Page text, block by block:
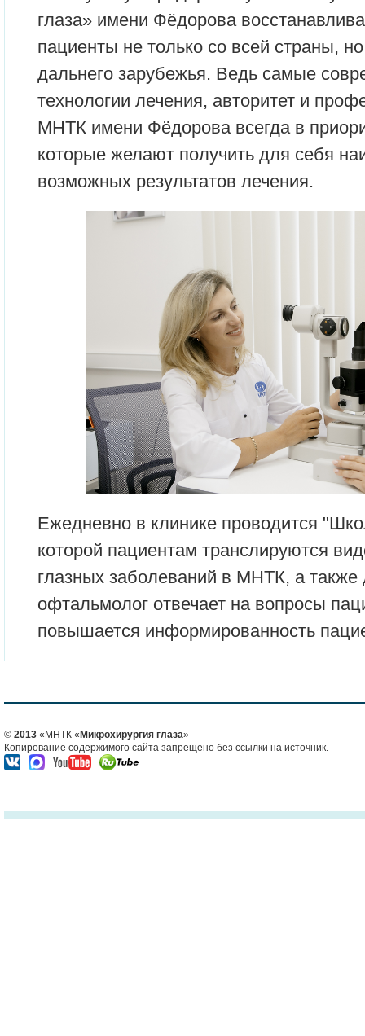
глаза» имени Фёдорова
пациенты не только со всей страны,
дальнего зарубежья. Ведь самые
технологии лечения, авторитет и
МНТК имени Фёдорова всегда в
которые желают получить для себя
возможных результатов лечения.
Ежедневно в клинике проводится
которой пациентам транслируются
глазных заболеваний в МНТК, а
офтальмолог отвечает на вопросы
повышается информированность
© 2013 «МНТК «Микрохирургия глаза»
Копирование содержимого сайта запрещено без ссылки на источник.